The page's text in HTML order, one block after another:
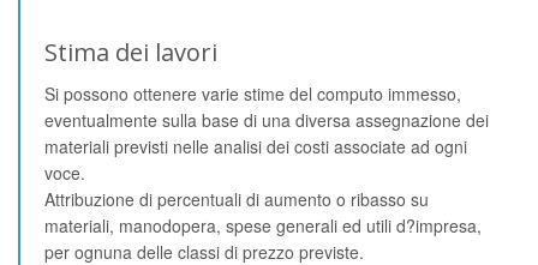
Stima dei lavori
Si possono ottenere varie stime del computo immesso,
eventualmente sulla base di una diversa assegnazione dei
materiali previsti nelle analisi dei costi associate ad ogni
voce.
Attribuzione di percentuali di aumento o ribasso su
materiali, manodopera, spese generali ed utili d?impresa,
per ognuna delle classi di prezzo previste.